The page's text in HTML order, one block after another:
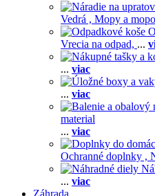
Vedrá , Mopy a
Vrecia na odpad, ...
... viac
... viac
material
... viac
Ochranné doplnky ,
... viac
Záhrada